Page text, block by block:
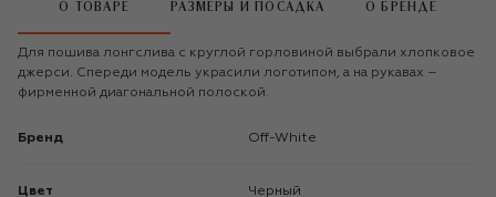
О ТОВАРЕ РАЗМЕРЫ И ПОСАДКА О БРЕНДЕ
Для пошива лонгслива с круглой горловиной выбрали хлопковое
джерси. Спереди модель украсили логотипом, а на рукавах –
фирменной диагональной полоской.
Бренд Off-White
Цвет Черный